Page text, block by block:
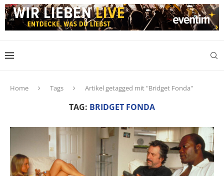
Home Tags Artikel getagged mit "Bridget Fonda"
TAG: BRIDGET FONDA